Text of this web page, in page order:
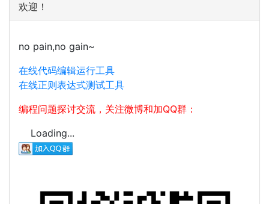
欢迎！
no pain,no gain~
在线代码编辑运行工具
在线正则表达式测试工具
编程问题探讨交流，关注微博和加QQ群：
Loading...